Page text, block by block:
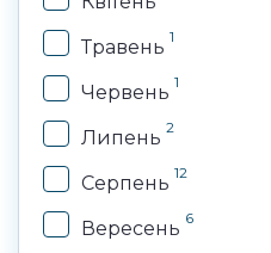
Травень 1
Червень 1
Липень 2
Серпень 12
Вересень 6